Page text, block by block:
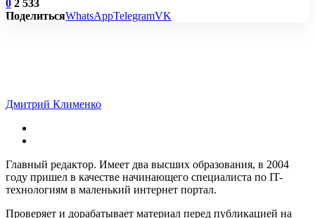
0 2 533
ПоделитьсяWhatsAppTelegramVK
Дмитрий Клименко
Главный редактор. Имеет два высших образования, в 2004
году пришел в качестве начинающего специалиста по IT-
технологиям в маленький интернет портал.
Проверяет и дорабатывает материал перед публикацией на